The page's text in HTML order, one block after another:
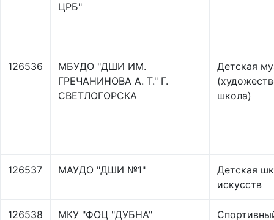
ЦРБ"
126536
МБУДО "ДШИ ИМ.
ГРЕЧАНИНОВА А. Т." Г.
СВЕТЛОГОРСКА
Детская
школа)
126537 МАУДО "ДШИ №1"
Детская
искусств
126538 МКУ "ФОЦ "ДУБНА"